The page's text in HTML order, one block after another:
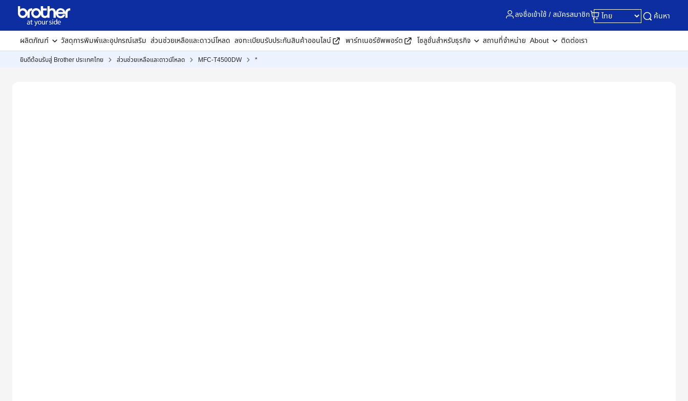
ลงชื่อเข้าใช้ / สมัครสมาชิก ค้นหา
ผลิตภัณฑ์ วัสดุการพิมพ์และอุปกรณ์เสริม ส่วนช่วยเหลือและดาวน์โหลด ลงทะเบียนรับประกันสินค้าออนไลน์ พาร์ทเนอร์ซัพพอร์ต โซลูชั่นสำหรับธุรกิจ สถานที่จำหน่าย About ติดต่อเรา
ยินดีต้อนรับสู่ Brother ประเทศไทย ส่วนช่วยเหลือและดาวน์โหลด MFC-T4500DW *